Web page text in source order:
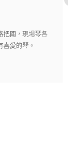
把關，現場琴各
愛的琴。